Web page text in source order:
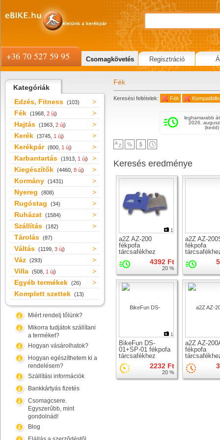
Kategóriák
Edzés, Fitness (103)
Fék (1968, 2 új)
Hajtás (1963, 2 új)
Kerék (3745, 1 új)
Kerékpár (800, 1 új)
Karbantartás (1913, 1 új)
Kiegészítők (4460, 8 új)
Kormány (1431)
Nyereg (808)
Rugóstag (34)
Ruházat (1584)
Szállítás (182)
Tárolás (87)
Váltás (1199, 3 új)
Váz (293)
Villa (508, 1 új)
Egyéb termékek (26)
Komplett szettek (13)
Miért rendelj tőlünk?
Mikorra tudjátok szállítani
a terméket?
Hogyan vásárolhatok?
Hogyan egészíthetem ki a
rendelésem?
Szállítási információk
Bankkártyás fizetés
Csomagcsere.
Egyszerűbb, mint
gondolnád!
Blog
Fék
Keresési feltételek: Fék
leghamarabb
2026.
(kedd)
Keresés eredménye
1
a2Z AZ-200
fékpofa
tárcsafékhez
4392 Ft
20 %
a2Z AZ-
fékpofa
1
BikeFun DS-
01+SP-01 fékpofa
tárcsafékhez
2232 Ft
20 %
a2Z AZ-
fékpofa
+36 70 527 59 95 Csomagkövetés Regisztráció